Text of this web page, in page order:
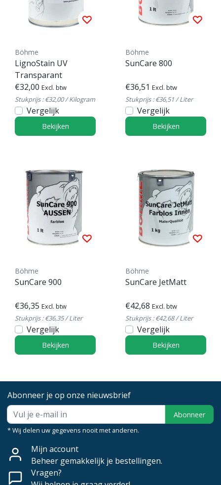
Böhme
LignoStain UV
Transparant
€32,00 Excl. btw
Stukprijs : €32,00 / Kilogram
Vergelijk
Bekijken
Böhme
SunCare 800
€36,51 Excl. btw
Stukprijs : €36,51 / Liter
Vergelijk
Bekijken
Böhme
SunCare 900
€36,35 Excl. btw
Stukprijs : €36,35 / Liter
Vergelijk
Bekijken
Böhme
SunCare JetMatt
€42,68 Excl. btw
Stukprijs : €42,68 / Liter
Vergelijk
Bekijken
Abonneer je op onze nieuwsbrief
Abonneer
* Wij delen uw gegevens nooit met anderen.
Mijn account
Beheer gemakkelijk je bestellingen.
Vragen?